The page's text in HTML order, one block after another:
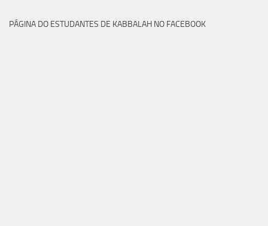
PÁGINA DO ESTUDANTES DE KABBALAH NO FACEBOOK